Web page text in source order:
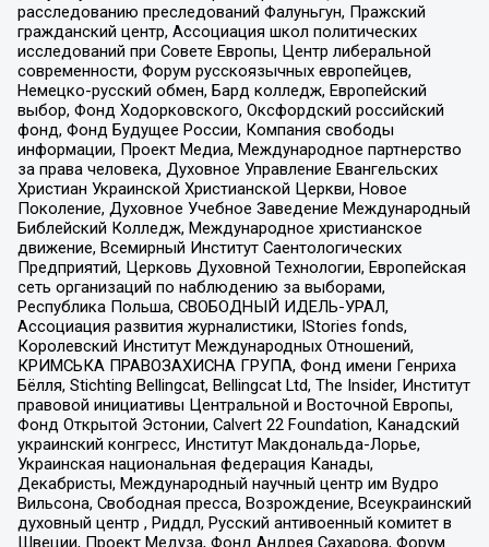
расследованию преследований Фалуньгун, Пражский
гражданский центр, Ассоциация школ политических
исследований при Совете Европы, Центр либеральной
современности, Форум русскоязычных европейцев,
Немецко-русский обмен, Бард колледж, Европейский
выбор, Фонд Ходорковского, Оксфордский российский
фонд, Фонд Будущее России, Компания свободы
информации, Проект Медиа, Международное партнерство
за права человека, Духовное Управление Евангельских
Христиан Украинской Христианской Церкви, Новое
Поколение, Духовное Учебное Заведение Международный
Библейский Колледж, Международное христианское
движение, Всемирный Институт Саентологических
Предприятий, Церковь Духовной Технологии, Европейская
сеть организаций по наблюдению за выборами,
Республика Польша, СВОБОДНЫЙ ИДЕЛЬ-УРАЛ,
Ассоциация развития журналистики, IStories fonds,
Королевский Институт Международных Отношений,
КРИМСЬКА ПРАВОЗАХИСНА ГРУПА, Фонд имени Генриха
Бёлля, Stichting Bellingcat, Bellingcat Ltd, The Insider, Институт
правовой инициативы Центральной и Восточной Европы,
Фонд Открытой Эстонии, Calvert 22 Foundation, Канадский
украинский конгресс, Институт Макдональда-Лорье,
Украинская национальная федерация Канады,
Декабристы, Международный научный центр им Вудро
Вильсона, Свободная пресса, Возрождение, Всеукраинский
духовный центр , Риддл, Русский антивоенный комитет в
Швеции, Проект Медуза, Фонд Андрея Сахарова, Форум